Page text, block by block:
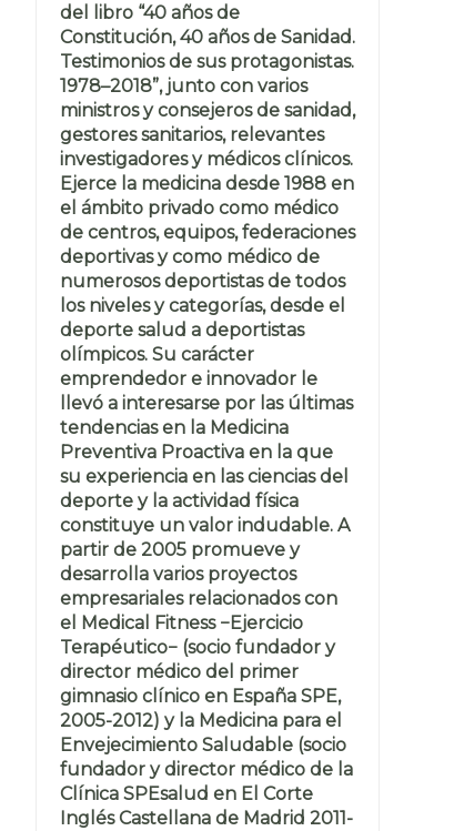
del libro “40 años de
Constitución, 40 años de Sanidad.
Testimonios de sus protagonistas.
1978–2018”, junto con varios
ministros y consejeros de sanidad,
gestores sanitarios, relevantes
investigadores y médicos clínicos.
Ejerce la medicina desde 1988 en
el ámbito privado como médico
de centros, equipos, federaciones
deportivas y como médico de
numerosos deportistas de todos
los niveles y categorías, desde el
deporte salud a deportistas
olímpicos. Su carácter
emprendedor e innovador le
llevó a interesarse por las últimas
tendencias en la Medicina
Preventiva Proactiva en la que
su experiencia en las ciencias del
deporte y la actividad física
constituye un valor indudable. A
partir de 2005 promueve y
desarrolla varios proyectos
empresariales relacionados con
el Medical Fitness −Ejercicio
Terapéutico− (socio fundador y
director médico del primer
gimnasio clínico en España SPE,
2005-2012) y la Medicina para el
Envejecimiento Saludable (socio
fundador y director médico de la
Clínica SPEsalud en El Corte
Inglés Castellana de Madrid 2011-